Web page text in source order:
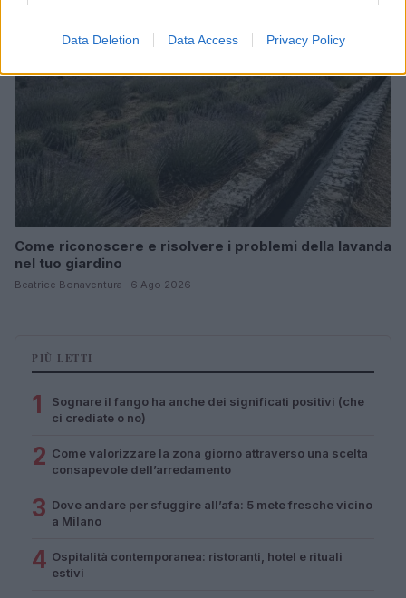
Data Deletion Data Access Privacy Policy
Come riconoscere e risolvere i problemi della lavanda
nel tuo giardino
Beatrice Bonaventura · 6 Ago 2026
PIÙ LETTI
1
Sognare il fango ha anche dei significati positivi (che
ci crediate o no)
2 Come valorizzare la zona giorno attraverso una scelta
consapevole dell’arredamento
3 Dove andare per sfuggire all’afa: 5 mete fresche vicino
a Milano
4 Ospitalità contemporanea: ristoranti, hotel e rituali
estivi